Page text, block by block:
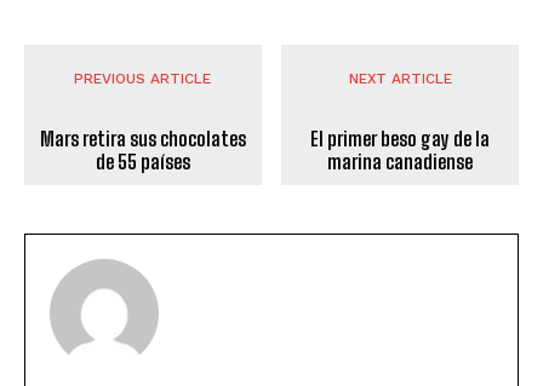
PREVIOUS ARTICLE
Mars retira sus chocolates
de 55 países
NEXT ARTICLE
El primer beso gay de la
marina canadiense